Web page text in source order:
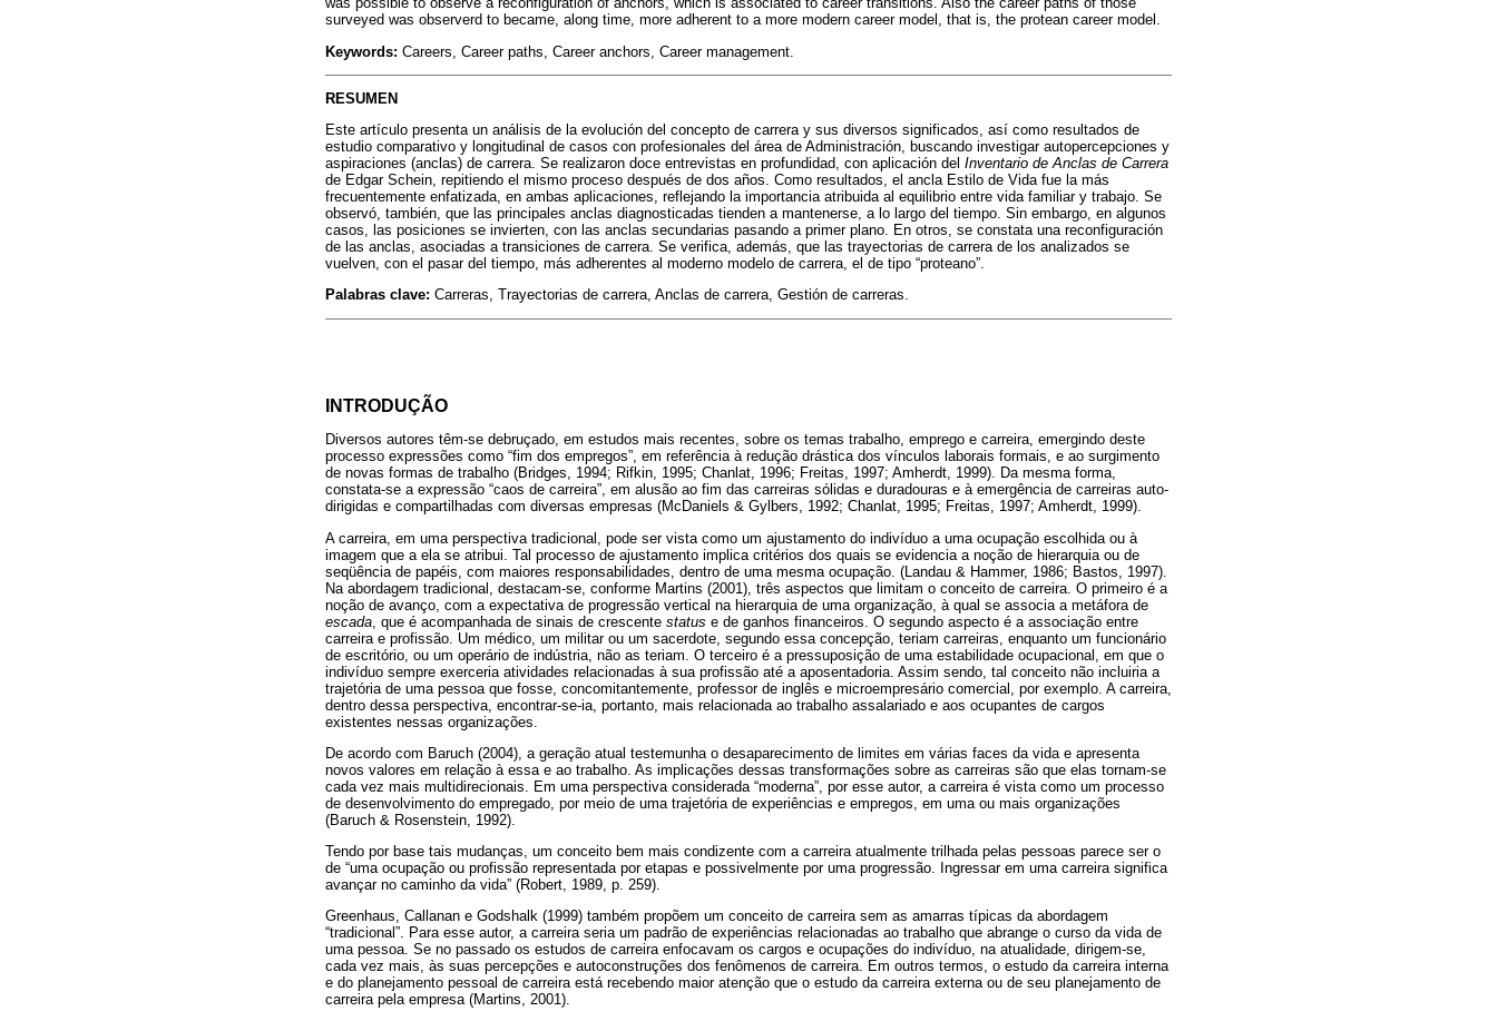
surveyed was observerd to became, along time, more adherent to a more modern career model, that is, the protean career model.
Keywords: Careers, Career paths, Career anchors, Career management.
RESUMEN
Este artículo presenta un análisis de la evolución del concepto de carrera y sus diversos significados, así como resultados de
estudio comparativo y longitudinal de casos con profesionales del área de Administración, buscando investigar autopercepciones y
aspiraciones (anclas) de carrera. Se realizaron doce entrevistas en profundidad, con aplicación del Inventario de Anclas de Carrera
de Edgar Schein, repitiendo el mismo proceso después de dos años. Como resultados, el ancla Estilo de Vida fue la más
frecuentemente enfatizada, en ambas aplicaciones, reflejando la importancia atribuida al equilibrio entre vida familiar y trabajo. Se
observó, también, que las principales anclas diagnosticadas tienden a mantenerse, a lo largo del tiempo. Sin embargo, en algunos
casos, las posiciones se invierten, con las anclas secundarias pasando a primer plano. En otros, se constata una reconfiguración
de las anclas, asociadas a transiciones de carrera. Se verifica, además, que las trayectorias de carrera de los analizados se
vuelven, con el pasar del tiempo, más adherentes al moderno modelo de carrera, el de tipo “proteano”.
Palabras clave: Carreras, Trayectorias de carrera, Anclas de carrera, Gestión de carreras.
INTRODUÇÃO
Diversos autores têm-se debruçado, em estudos mais recentes, sobre os temas trabalho, emprego e carreira, emergindo deste
processo expressões como “fim dos empregos”, em referência à redução drástica dos vínculos laborais formais, e ao surgimento
de novas formas de trabalho (Bridges, 1994; Rifkin, 1995; Chanlat, 1996; Freitas, 1997; Amherdt, 1999). Da mesma forma,
constata-se a expressão “caos de carreira”, em alusão ao fim das carreiras sólidas e duradouras e à emergência de carreiras auto-
dirigidas e compartilhadas com diversas empresas (McDaniels & Gylbers, 1992; Chanlat, 1995; Freitas, 1997; Amherdt, 1999).
A carreira, em uma perspectiva tradicional, pode ser vista como um ajustamento do indivíduo a uma ocupação escolhida ou à
imagem que a ela se atribui. Tal processo de ajustamento implica critérios dos quais se evidencia a noção de hierarquia ou de
seqüência de papéis, com maiores responsabilidades, dentro de uma mesma ocupação. (Landau & Hammer, 1986; Bastos, 1997).
Na abordagem tradicional, destacam-se, conforme Martins (2001), três aspectos que limitam o conceito de carreira. O primeiro é a
noção de avanço, com a expectativa de progressão vertical na hierarquia de uma organização, à qual se associa a metáfora de
escada , que é acompanhada de sinais de crescente status e de ganhos financeiros. O segundo aspecto é a associação entre
carreira e profissão. Um médico, um militar ou um sacerdote, segundo essa concepção, teriam carreiras, enquanto um funcionário
de escritório, ou um operário de indústria, não as teriam. O terceiro é a pressuposição de uma estabilidade ocupacional, em que o
indivíduo sempre exerceria atividades relacionadas à sua profissão até a aposentadoria. Assim sendo, tal conceito não incluiria a
trajetória de uma pessoa que fosse, concomitantemente, professor de inglês e microempresário comercial, por exemplo. A carreira,
dentro dessa perspectiva, encontrar-se-ia, portanto, mais relacionada ao trabalho assalariado e aos ocupantes de cargos
existentes nessas organizações.
De acordo com Baruch (2004), a geração atual testemunha o desaparecimento de limites em várias faces da vida e apresenta
novos valores em relação à essa e ao trabalho. As implicações dessas transformações sobre as carreiras são que elas tornam-se
cada vez mais multidirecionais. Em uma perspectiva considerada “moderna”, por esse autor, a carreira é vista como um processo
de desenvolvimento do empregado, por meio de uma trajetória de experiências e empregos, em uma ou mais organizações
(Baruch & Rosenstein, 1992).
Tendo por base tais mudanças, um conceito bem mais condizente com a carreira atualmente trilhada pelas pessoas parece ser o
de “uma ocupação ou profissão representada por etapas e possivelmente por uma progressão. Ingressar em uma carreira significa
avançar no caminho da vida” (Robert, 1989, p. 259).
Greenhaus, Callanan e Godshalk (1999) também propõem um conceito de carreira sem as amarras típicas da abordagem
“tradicional”. Para esse autor, a carreira seria um padrão de experiências relacionadas ao trabalho que abrange o curso da vida de
uma pessoa. Se no passado os estudos de carreira enfocavam os cargos e ocupações do indivíduo, na atualidade, dirigem-se,
cada vez mais, às suas percepções e autoconstruções dos fenômenos de carreira. Em outros termos, o estudo da carreira interna
e do planejamento pessoal de carreira está recebendo maior atenção que o estudo da carreira externa ou de seu planejamento de
carreira pela empresa (Martins, 2001).